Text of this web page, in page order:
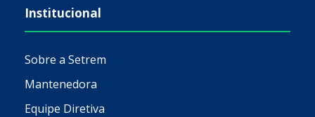
Institucional
Sobre a Setrem
Mantenedora
Equipe Diretiva